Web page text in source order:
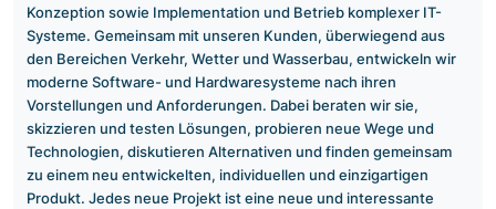
Konzeption sowie Implementation und Betrieb komplexer IT-
Systeme. Gemeinsam mit unseren Kunden, überwiegend aus
den Bereichen Verkehr, Wetter und Wasserbau, entwickeln wir
moderne Software- und Hardwaresysteme nach ihren
Vorstellungen und Anforderungen. Dabei beraten wir sie,
skizzieren und testen Lösungen, probieren neue Wege und
Technologien, diskutieren Alternativen und finden gemeinsam
zu einem neu entwickelten, individuellen und einzigartigen
Produkt. Jedes neue Projekt ist eine neue und interessante